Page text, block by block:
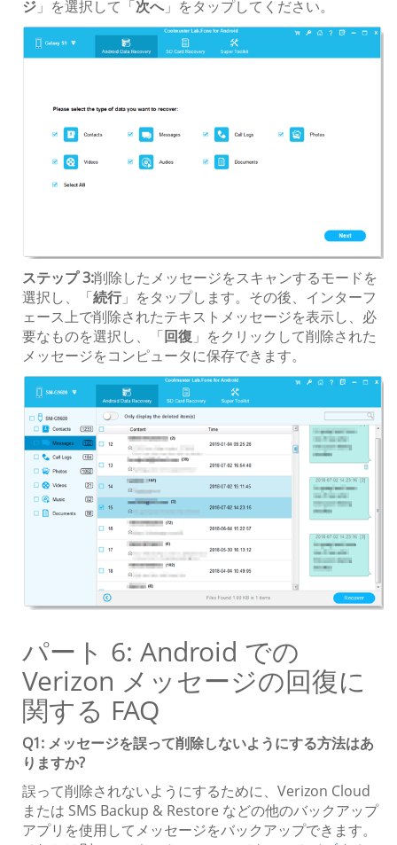
ジ 」を選択して「次へ」をタップしてください。
ステップ 3:削除したメッセージをスキャンするモードを
選択し、「続行」をタップします。その後、インターフ
ェース上で削除されたテキストメッセージを表示し、必
要なものを選択し、「回復 」をクリックして削除された
メッセージをコンピュータに保存できます。
パート 6: Android での
Verizon メッセージの回復に
関する FAQ
Q1: メッセージを誤って削除しないようにする方法はあ
りますか?
誤って削除されないようにするために、Verizon Cloud
または SMS Backup & Restore などの他のバックアップ
アプリを使用してメッセージをバックアップできます。